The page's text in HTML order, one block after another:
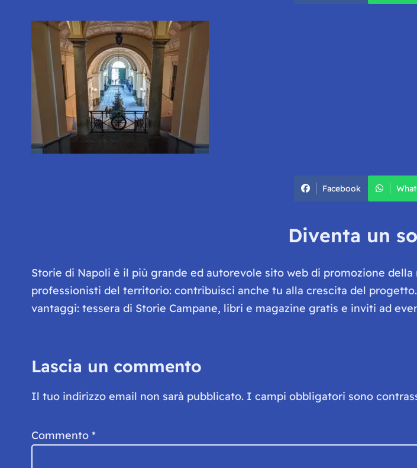
Facebook
Diventa un
Storie di Napoli è il più grande ed autorevole sito web di promozione
professionisti del territorio: contribuisci anche tu alla crescita del
vantaggi: tessera di Storie Campane, libri e magazine gratis e inviti ad
Lascia un commento
Il tuo indirizzo email non sarà pubblicato. I campi obbligatori sono
Commento *